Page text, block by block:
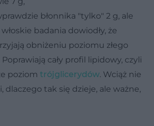
błonnika "tylko" 2 g, ale
badania dowiodły, że
obniżeniu poziomu złego
cały profil lipidowy, czyli
poziom trójglicerydów. Wciąż nie
dlaczego tak się dzieje, ale ważne,